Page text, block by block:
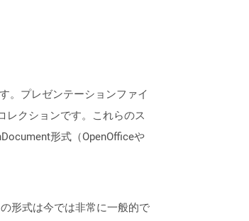
。プレゼンテーションファイ
レクションです。これらのス
形式（OpenOfficeや
形式は今では非常に一般的で